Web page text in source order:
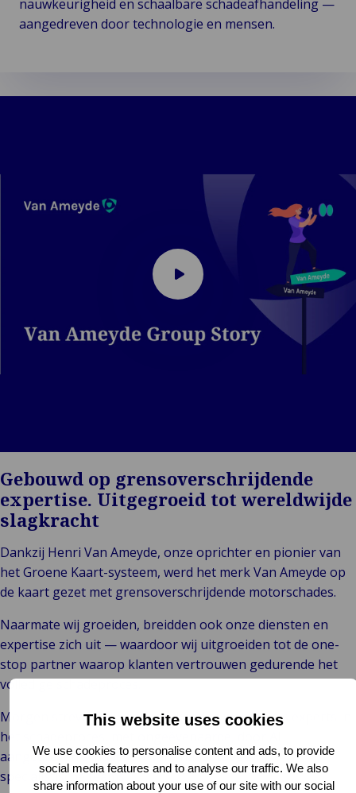
This website uses cookies
We use cookies to personalise content and ads, to provide
social media features and to analyse our traffic. We also
share information about your use of our site with our social
nauwkeurigheid en schaalbare schadeafhandeling —
aangedreven door technologie en mensen.
Gebouwd op grensoverschrijdende
expertise. Uitgegroeid tot wereldwijde
slagkracht
Dankzij Henri Van Ameyde, onze oprichter en pionier van
het Groene Kaart-systeem, werd het merk Van Ameyde op
de kaart gezet met grensoverschrijdende motorschades.
Naarmate wij groeiden, breidden ook onze diensten en
expertise zich uit — waardoor wij uitgroeiden tot de one-
stop partner waarop klanten vertrouwen gedurende het
volledige schadeproces.
Morgen streven wij ernaar erkend te worden als experts in
het schadeproces, met ongeëvenaarde, door AI
aangedreven schade­software naast toegewijde
specialistische teams.
Speel
video